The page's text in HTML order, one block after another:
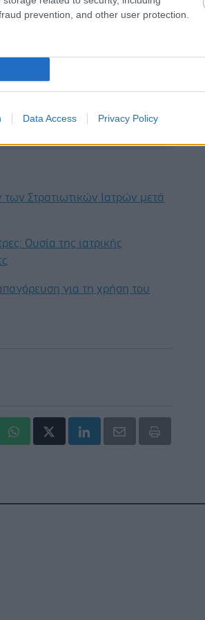
prevention, and other user protection.
Data Access Privacy Policy
σας να καλλιεργήσετε τη
Στρατιωτικών Ιατρών μετά
Ουσία της ιατρικής
για τη χρήση του